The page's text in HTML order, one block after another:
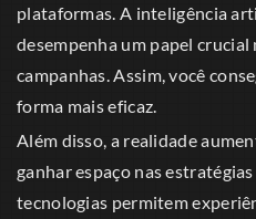
plataformas. A inteligência
desempenha um papel crucial
campanhas. Assim, você
forma mais eficaz.
Além disso, a realidade
ganhar espaço nas
tecnologias permitem